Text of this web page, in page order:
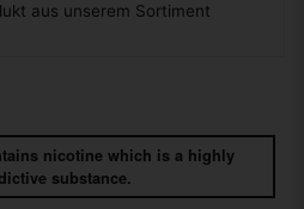
aus unserem Sortiment
nicotine which is a highly
substance.